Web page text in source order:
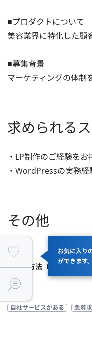
お気に入り
ができます。
■プロダクトについて
美容業界に特化した顧
■募集背景
マーケティングの体制
求められる
・LP制作のご経験を
・WordPressの実務
その他
商流
支払い方法（精算幅）
自社サービスがある 急募